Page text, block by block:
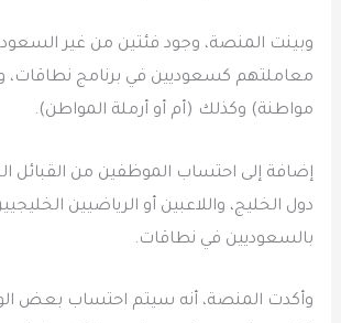
وبينت المنصة، وجود فئتين من غير
معاملتهم كسعوديين في برنامج نطاقات،
مواطنة) وكذلك (أم أو أرملة المواطن).
إضافة إلى احتساب الموظفين من القبائل
دول الخليج، واللاعبين أو الرياضيين
بالسعوديين في نطاقات.
وأكدت المنصة، أنه سيتم احتساب بعض